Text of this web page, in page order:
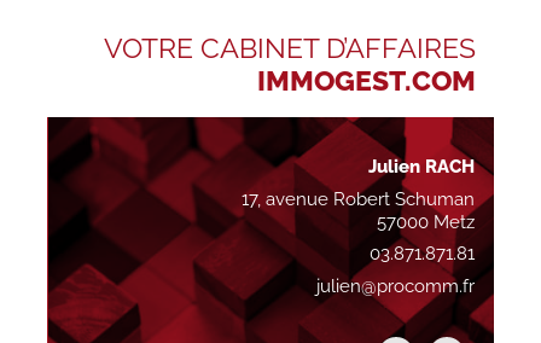
VOTRE CABINET D’AFFAIRES
IMMOGEST.COM
Julien RACH
17, avenue Robert Schuman
57000 Metz
03.871.871.81
julien@procomm.fr